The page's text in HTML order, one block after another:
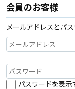
会員のお客様
メールアドレスとパ
パスワードを表示